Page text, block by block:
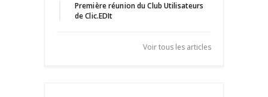
Première réunion du Club Utilisateurs
de Clic.EDIt
Voir tous les articles